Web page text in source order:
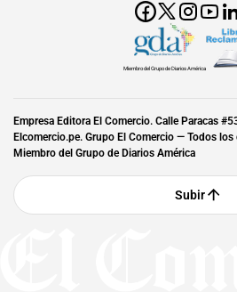
Miembro del Grupo de Diarios América
Empresa Editora El Comercio. Calle Paracas
Elcomercio.pe. Grupo El Comercio — Todos los
Miembro del Grupo de Diarios América
Subir